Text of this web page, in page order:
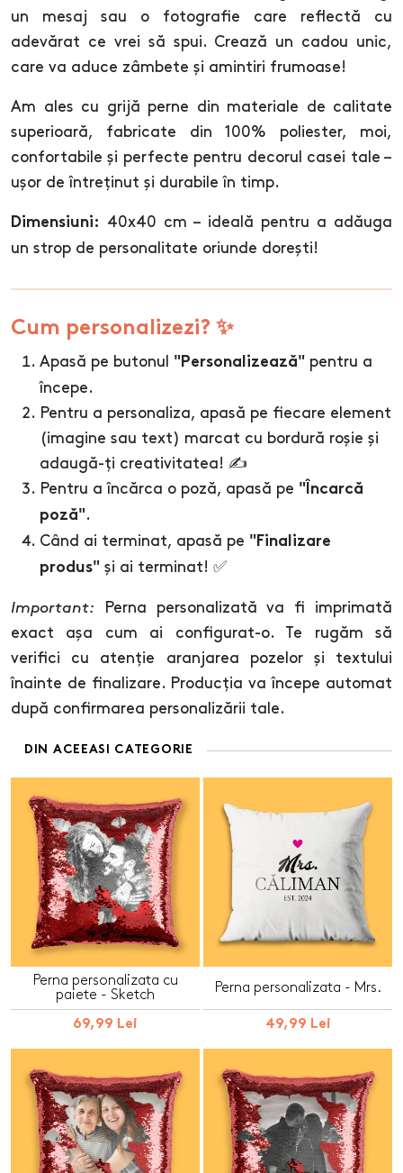
un mesaj sau o fotografie care reflectă cu
adevărat ce vrei să spui. Crează un cadou unic,
care va aduce zâmbete și amintiri frumoase!
Am ales cu grijă perne din materiale de calitate
superioară, fabricate din 100% poliester, moi,
confortabile și perfecte pentru decorul casei tale –
ușor de întreținut și durabile în timp.
Dimensiuni:
40x40 cm – ideală pentru a adăuga
un strop de personalitate oriunde dorești!
Cum personalizezi? ✨
Apasă pe butonul "Personalizează" pentru a
începe.
Pentru a personaliza, apasă pe fiecare element
(imagine sau text) marcat cu bordură roșie și
adaugă-ți creativitatea! ✍️
Pentru a încărca o poză, apasă pe "Încarcă
poză".
Când ai terminat, apasă pe "Finalizare
produs" și ai terminat! ✅
Important: Perna personalizată va fi imprimată
exact așa cum ai configurat-o. Te rugăm să
verifici cu atenție aranjarea pozelor și textului
înainte de finalizare. Producția va începe automat
după confirmarea personalizării tale.
DIN ACEEASI CATEGORIE
Perna personalizata cu
paiete - Sketch
69,99 Lei
Perna personalizata - Mrs.
49,99 Lei